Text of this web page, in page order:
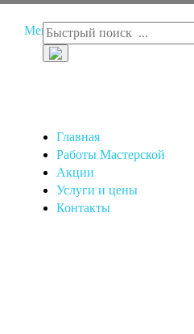
Меню
Главная
Работы Мастерской
Акции
Услуги и цены
Контакты